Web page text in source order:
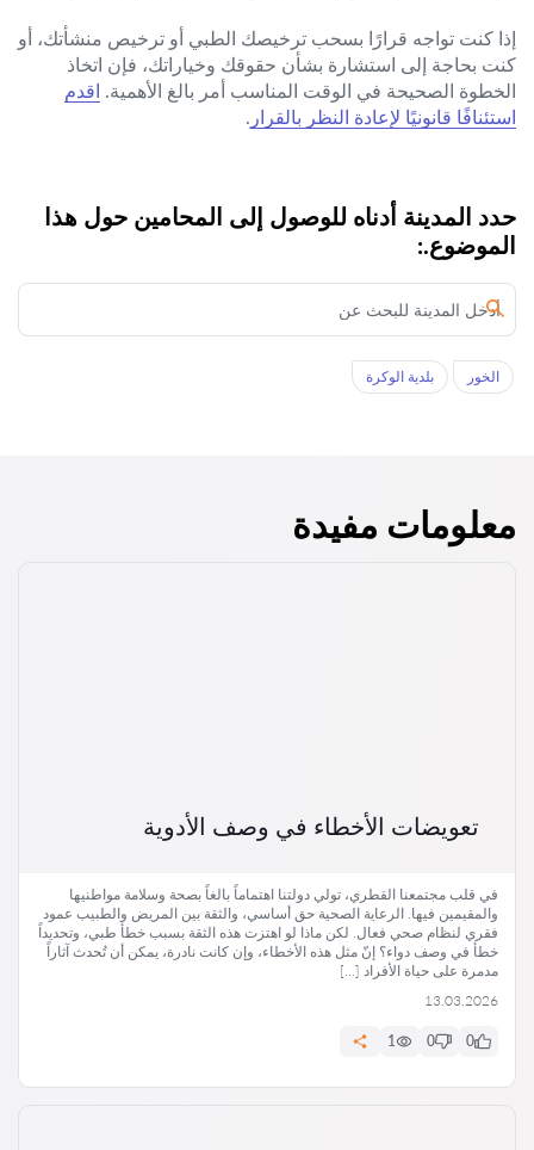
إذا كنت تواجه قرارًا بسحب ترخيصك الطبي أو ترخيص منشأتك، أو
كنت بحاجة إلى استشارة بشأن حقوقك وخياراتك، فإن اتخاذ
الخطوة الصحيحة في الوقت المناسب أمر بالغ الأهمية. اقدم
استئنافًا قانونيًا لإعادة النظر بالقرار .
حدد المدينة أدناه للوصول إلى المحامين حول هذا
الموضوع.:
الخور‎ بلدية الوكرة
معلومات مفيدة
تعويضات الأخطاء في وصف الأدوية
في قلب مجتمعنا القطري، تولي دولتنا اهتماماً بالغاً بصحة وسلامة مواطنيها
والمقيمين فيها. الرعاية الصحية حق أساسي، والثقة بين المريض والطبيب عمود
فقري لنظام صحي فعال. لكن ماذا لو اهتزت هذه الثقة بسبب خطأ طبي، وتحديداً
خطأ في وصف دواء؟ إنّ مثل هذه الأخطاء، وإن كانت نادرة، يمكن أن تُحدث آثاراً
مدمرة على حياة الأفراد […]
13.03.2026
0
0
1